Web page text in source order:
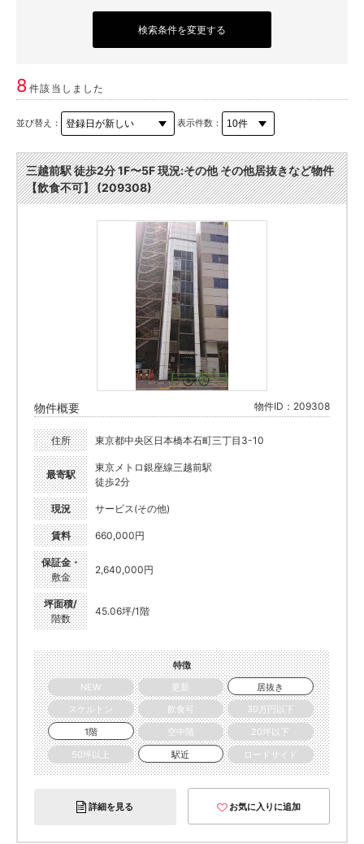
検索条件を変更する
8件該当しました
並び替え： 表示件数：
三越前駅 徒歩2分 1F〜5F 現況:その他 その他居抜きなど物件
【飲食不可】 (209308)
物件概要 物件ID：209308
住所 東京都中央区日本橋本石町三丁目3-10
最寄駅
東京メトロ銀座線三越前駅
徒歩2分
現況 サービス(その他)
賃料 660,000円
保証金・
敷金
2,640,000円
坪面積/
階数
45.06坪/1階
特徴
NEW
更新
居抜き
スケルトン
飲食可
30万円以下
1階
空中階
20坪以下
50坪以上
駅近 ロードサイド
詳細を見る お気に入りに追加